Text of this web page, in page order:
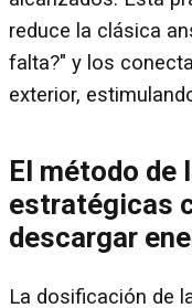
reduce la clásica
falta?" y los
exterior,
El método de
estratégicas
descargar
La dosificación de